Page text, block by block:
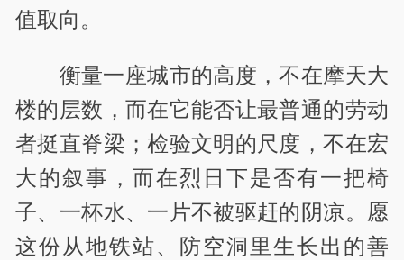
值取向。
衡量一座城市的高度，不在摩天大
楼的层数，而在它能否让最普通的劳动
者挺直脊梁；检验文明的尺度，不在宏
大的叙事，而在烈日下是否有一把椅
子、一杯水、一片不被驱赶的阴凉。愿
这份从地铁站、防空洞里生长出的善